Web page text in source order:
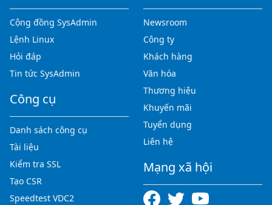
Cộng đồng SysAdmin
Lệnh Linux
Hỏi đáp
Tin tức SysAdmin
Công cụ
Danh sách công cụ
Tài liệu
Kiểm tra SSL
Tạo CSR
Speedtest VDC2
Newsroom
Công ty
Khách hàng
Văn hóa
Thương hiệu
Khuyến mãi
Tuyển dụng
Liên hệ
Mạng xã hội